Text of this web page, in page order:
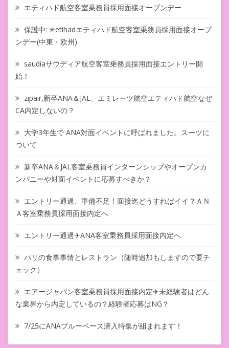
エティハド航空客室乗務員採用面接オープンデー
保護中: ✳︎etihadエティハド航空客室乗務員採用面接オープ
ンデー(中東・欧州)
saudiaサウディア航空客室乗務員採用面接エントリー開
始！
zipair,新卒ANA＆JAL、エミレーツ航空エティハド航空なぜ
CA内定しないの？
大学3年生で ANA対面イベントに呼ばれました。スーツに
ついて
新卒ANA＆JAL客室乗務員インターンシップやオープンカ
ンパニーや対面イベントに応募すべきか？
エントリー通過、準備不足！面接迄どうすればイイ？ＡＮ
Ａ客室乗務員採用面接内定へ
エントリー通過✈ANA客室乗務員採用面接内定へ
パリの食事事情とレストラン（随時追加もしますので要チ
ェック）
エアージャパン客室乗務員採用面接内定✈未経験者はどん
な業界から内定しているの？経験者応募はNG？
7/25にANAブルーベース潜入特集が組まれます！